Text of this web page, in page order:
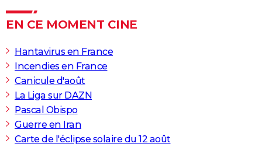
EN CE MOMENT CINE
Hantavirus en France
Incendies en France
Canicule d'août
La Liga sur DAZN
Pascal Obispo
Guerre en Iran
Carte de l'éclipse solaire du 12 août